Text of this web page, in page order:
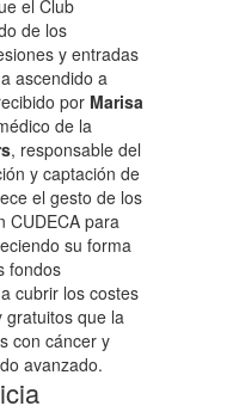
el Club
de los
y entradas
ascendido a
por Marisa
de la
, responsable del
y captación de
el gesto de los
CUDECA para
su forma
fondos
cubrir los costes
gratuitos que la
con cáncer y
avanzado.